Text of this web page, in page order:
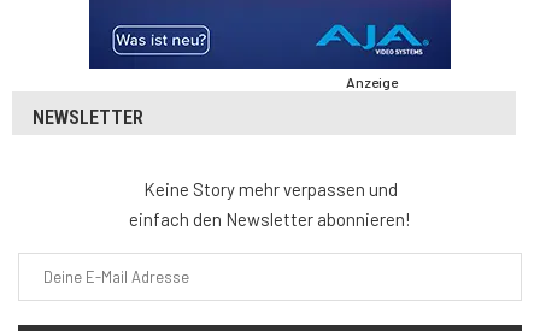
Anzeige
NEWSLETTER
Keine Story mehr verpassen und
einfach den Newsletter abonnieren!